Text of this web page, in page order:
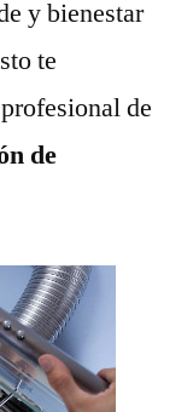
y bienestar
te
de
de